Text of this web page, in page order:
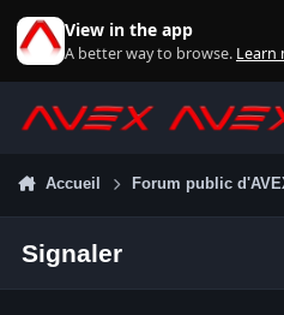
View in the app
A better way to browse. Learn
Accueil Forum public
Signaler